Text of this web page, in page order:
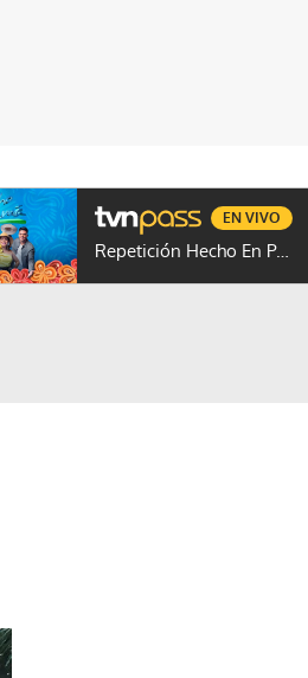
PROGRAMAS GENTE TVN
Repetición Hecho En Panamá
EN VIVO